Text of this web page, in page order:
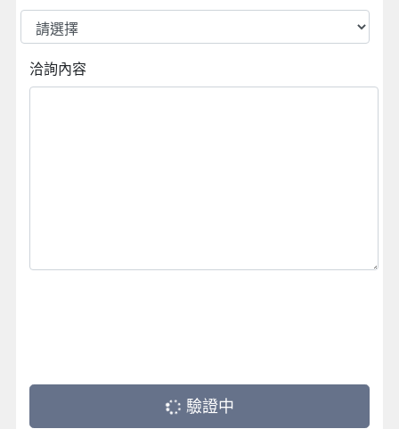
洽詢內容
驗證中